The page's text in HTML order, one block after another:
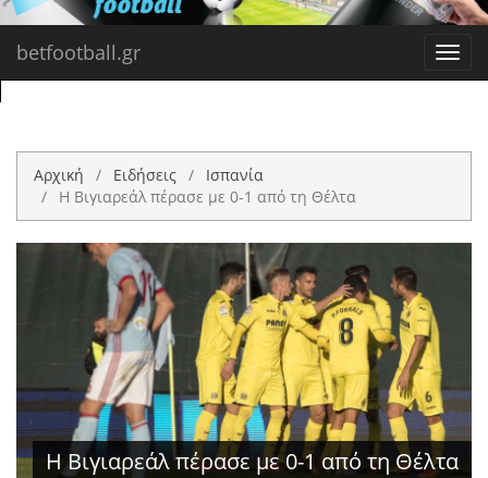
betfootball.gr
Αρχική Ειδήσεις
Ισπανία
Η Βιγιαρεάλ πέρασε με 0-1 από τη Θέλτα
Η Βιγιαρεάλ πέρασε με 0-1 από τη Θέλτα